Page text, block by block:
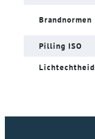
Brandnormen
Pilling ISO
Lichtechtheid